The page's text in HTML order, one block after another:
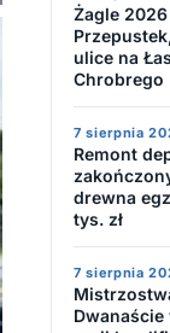
Żagle
ulice na
Chrobrego
7 sierpnia
Remont
drewna
tys. zł
7 sierpnia